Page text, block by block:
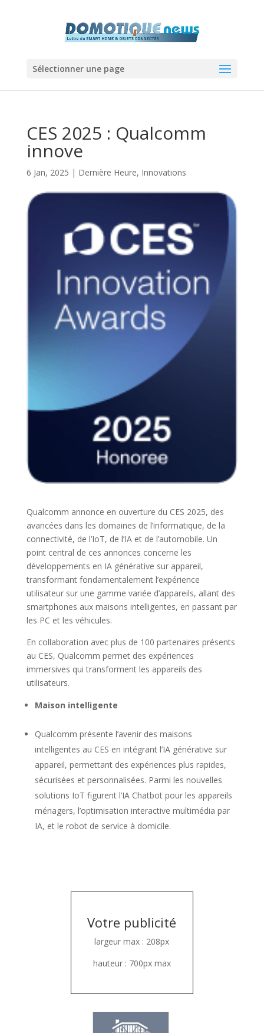
Sélectionner une page
CES 2025 : Qualcomm
innove
6 Jan, 2025 | Dernière Heure, Innovations
Qualcomm annonce en ouverture du CES 2025, des
avancées dans les domaines de l’informatique, de la
connectivité, de l’IoT, de l’IA et de l’automobile. Un
point central de ces annonces concerne les
développements en IA générative sur appareil,
transformant fondamentalement l’expérience
utilisateur sur une gamme variée d’appareils, allant des
smartphones aux maisons intelligentes, en passant par
les PC et les véhicules.
En collaboration avec plus de 100 partenaires présents
au CES, Qualcomm permet des expériences
immersives qui transforment les appareils des
utilisateurs.
Maison intelligente
Qualcomm présente l’avenir des maisons
intelligentes au CES en intégrant l’IA générative sur
appareil, permettant des expériences plus rapides,
sécurisées et personnalisées. Parmi les nouvelles
solutions IoT figurent l’IA Chatbot pour les appareils
ménagers, l’optimisation interactive multimédia par
IA, et le robot de service à domicile.
Votre publicité
largeur max : 208px
hauteur : 700px max